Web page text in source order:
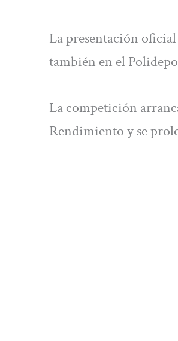
La presentación
también en el
La competición
Rendimiento y se